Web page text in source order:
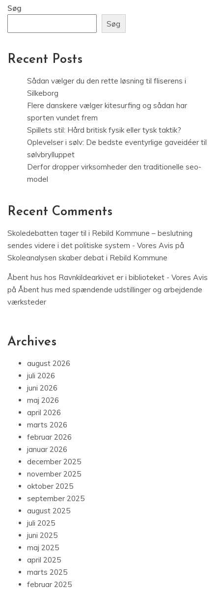
Søg
Søg
Recent Posts
Sådan vælger du den rette løsning til fliserens i
Silkeborg
Flere danskere vælger kitesurfing og sådan har
sporten vundet frem
Spillets stil: Hård britisk fysik eller tysk taktik?
Oplevelser i sølv: De bedste eventyrlige gaveidéer til
sølvbrylluppet
Derfor dropper virksomheder den traditionelle seo-
model
Recent Comments
Skoledebatten tager til i Rebild Kommune – beslutning
sendes videre i det politiske system - Vores Avis på
Skoleanalysen skaber debat i Rebild Kommune
Åbent hus hos Ravnkildearkivet er i biblioteket - Vores Avis
på Åbent hus med spændende udstillinger og arbejdende
værksteder
Archives
august 2026
juli 2026
juni 2026
maj 2026
april 2026
marts 2026
februar 2026
januar 2026
december 2025
november 2025
oktober 2025
september 2025
august 2025
juli 2025
juni 2025
maj 2025
april 2025
marts 2025
februar 2025